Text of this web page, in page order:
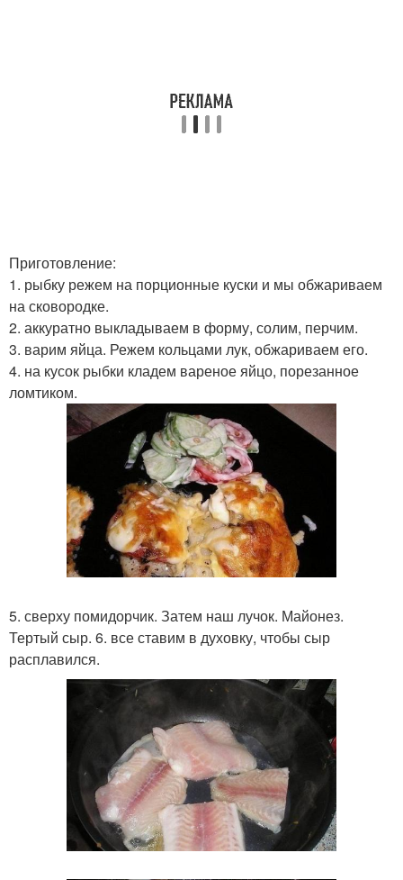
Приготовление:
1. рыбку режем на порционные куски и мы обжариваем
на сковородке.
2. аккуратно выкладываем в форму, солим, перчим.
3. варим яйца. Режем кольцами лук, обжариваем его.
4. на кусок рыбки кладем вареное яйцо, порезанное
ломтиком.
5. сверху помидорчик. Затем наш лучок. Майонез.
Тертый сыр. 6. все ставим в духовку, чтобы сыр
расплавился.